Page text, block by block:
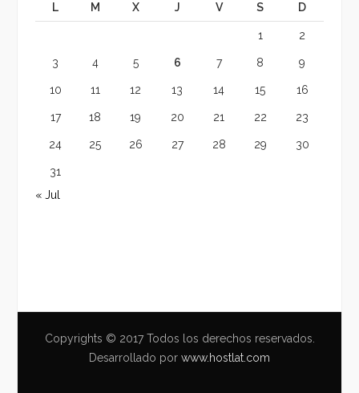
L M X J V S D
1 2
3 4 5 6 7 8 9
10 11 12 13 14 15 16
17 18 19 20 21 22 23
24 25 26 27 28 29 30
31
« Jul
Copyrights © 2017 Todos los derechos reservados.
Desarrollado por www.hostlat.com